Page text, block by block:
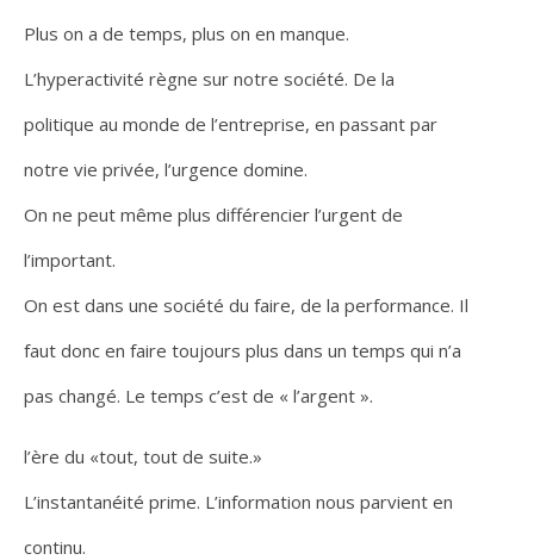
Plus on a de temps, plus on en manque.
L’hyperactivité règne sur notre société. De la
politique au monde de l’entreprise, en passant par
notre vie privée, l’urgence domine.
On ne peut même plus différencier l’urgent de
l’important.
On est dans une société du faire, de la performance. Il
faut donc en faire toujours plus dans un temps qui n’a
pas changé. Le temps c’est de « l’argent ».
l’ère du «tout, tout de suite.»
L’instantanéité prime. L’information nous parvient en
continu.